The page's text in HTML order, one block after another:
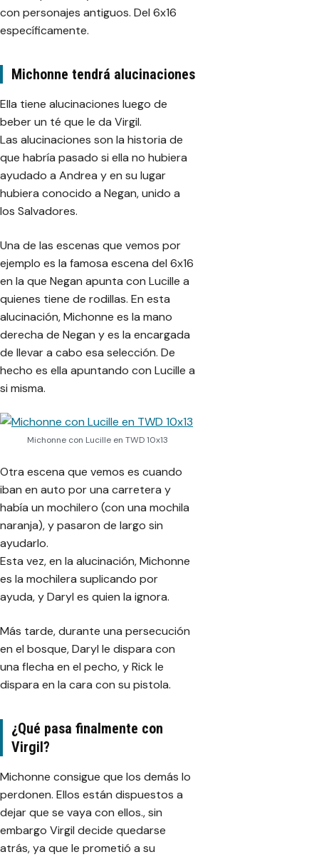
con personajes antiguos. Del 6x16
específicamente.
Michonne tendrá alucinaciones
Ella tiene alucinaciones luego de
beber un té que le da Virgil.
Las alucinaciones son la historia de
que habría pasado si ella no hubiera
ayudado a Andrea y en su lugar
hubiera conocido a Negan, unido a
los Salvadores.
Una de las escenas que vemos por
ejemplo es la famosa escena del 6x16
en la que Negan apunta con Lucille a
quienes tiene de rodillas. En esta
alucinación, Michonne es la mano
derecha de Negan y es la encargada
de llevar a cabo esa selección. De
hecho es ella apuntando con Lucille a
si misma.
Michonne con Lucille en TWD 10x13
Otra escena que vemos es cuando
iban en auto por una carretera y
había un mochilero (con una mochila
naranja), y pasaron de largo sin
ayudarlo.
Esta vez, en la alucinación, Michonne
es la mochilera suplicando por
ayuda, y Daryl es quien la ignora.
Más tarde, durante una persecución
en el bosque, Daryl le dispara con
una flecha en el pecho, y Rick le
dispara en la cara con su pistola.
¿Qué pasa finalmente con
Virgil?
Michonne consigue que los demás lo
perdonen. Ellos están dispuestos a
dejar que se vaya con ellos., sin
embargo Virgil decide quedarse
atrás, ya que le prometió a su